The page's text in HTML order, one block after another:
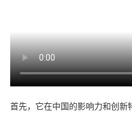
首先，它在中国的影响力和创新